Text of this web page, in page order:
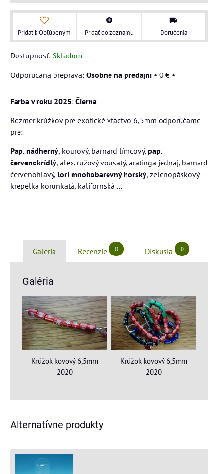
Pridať k Obľúbeným Pridať do zoznamu Doručenia
Dostupnosť: Skladom
Osobne na predajni • 0 € •
Farba v roku 2025: Čierna
Rozmer krúžkov pre exotické vtáctvo 6,5mm odporúčame
pre:
Pap. nádherný, kourový, barnard límcový, pap.
červenokrídlý, alex. ružový vousatý, aratinga jednaj, barnard
červenohlavý, lori mnohobarevný horský, zelenopáskový,
krepelka korunkatá, kalifornská ...
Galéria Recenzie 0 Diskusia 0
Galéria
Krúžok kovový 6,5mm
2020
Krúžok kovový 6,5mm
2020
Alternatívne produkty